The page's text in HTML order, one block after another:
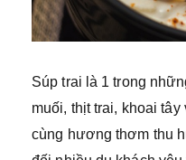
Súp trai là 1 trong
muối, thịt trai, khoai
cùng hương thơm thu